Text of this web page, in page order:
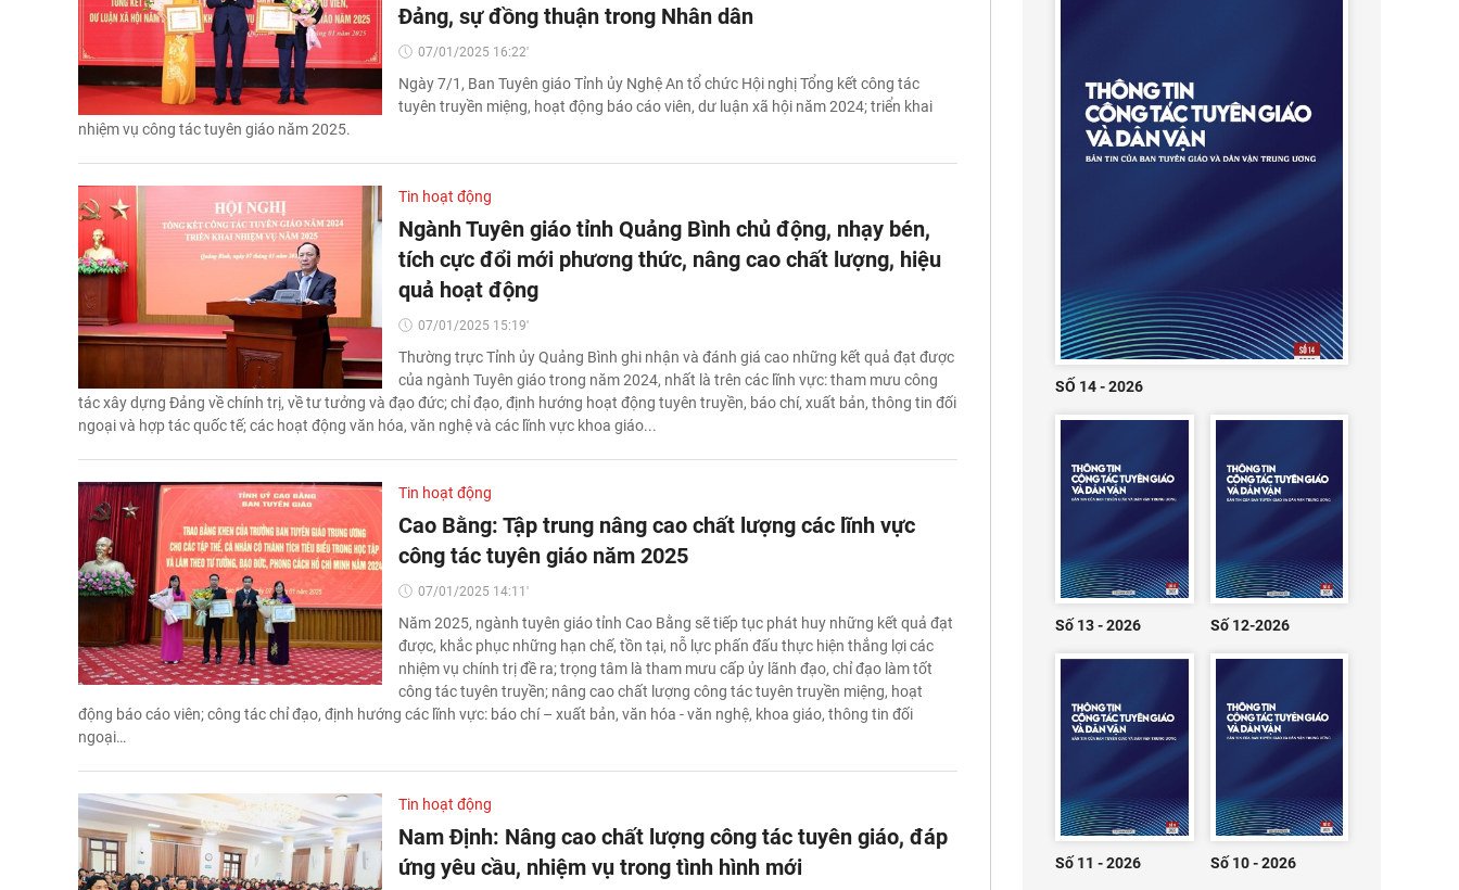
Đảng, sự đồng thuận trong Nhân dân
07/01/2025 16:22'
Ngày 7/1, Ban Tuyên giáo Tỉnh ủy Nghệ An tổ chức Hội nghị Tổng kết công tác
tuyên truyền miệng, hoạt động báo cáo viên, dư luận xã hội năm 2024; triển khai
nhiệm vụ công tác tuyên giáo năm 2025.
Tin hoạt động
Ngành Tuyên giáo tỉnh Quảng Bình chủ động, nhạy bén,
tích cực đổi mới phương thức, nâng cao chất lượng, hiệu
quả hoạt động
07/01/2025 15:19'
Thường trực Tỉnh ủy Quảng Bình ghi nhận và đánh giá cao những kết quả đạt được
của ngành Tuyên giáo trong năm 2024, nhất là trên các lĩnh vực: tham mưu công
tác xây dựng Đảng về chính trị, về tư tưởng và đạo đức; chỉ đạo, định hướng hoạt động tuyên truyền, báo chí, xuất bản, thông tin đối
ngoại và hợp tác quốc tế; các hoạt động văn hóa, văn nghệ và các lĩnh vực khoa giáo...
Tin hoạt động
Cao Bằng: Tập trung nâng cao chất lượng các lĩnh vực
công tác tuyên giáo năm 2025
07/01/2025 14:11'
Năm 2025, ngành tuyên giáo tỉnh Cao Bằng sẽ tiếp tục phát huy những kết quả đạt
được, khắc phục những hạn chế, tồn tại, nỗ lực phấn đấu thực hiện thắng lợi các
nhiệm vụ chính trị đề ra; trọng tâm là tham mưu cấp ủy lãnh đạo, chỉ đạo làm tốt
công tác tuyên truyền; nâng cao chất lượng công tác tuyên truyền miệng, hoạt
động báo cáo viên; công tác chỉ đạo, định hướng các lĩnh vực: báo chí – xuất bản, văn hóa - văn nghệ, khoa giáo, thông tin đối
ngoại…
Tin hoạt động
Nam Định: Nâng cao chất lượng công tác tuyên giáo, đáp
ứng yêu cầu, nhiệm vụ trong tình hình mới
SỐ 14 - 2026
Số 13 - 2026 Số 12-2026
Số 11 - 2026 Số 10 - 2026